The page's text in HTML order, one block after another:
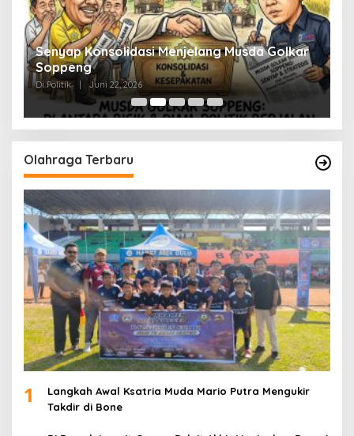
Senyap Konsolidasi Menjelang Musda Golkar
Soppeng
Di Politik | Juni 22, 2026
Olahraga Terbaru
1
Langkah Awal Ksatria Muda Mario Putra Mengukir
Takdir di Bone